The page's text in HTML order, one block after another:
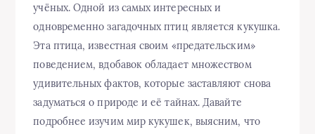
учёных. Одной из самых интересных и
одновременно загадочных птиц является кукушка.
Эта птица, известная своим «предательским»
поведением, вдобавок обладает множеством
удивительных фактов, которые заставляют снова
задуматься о природе и её тайнах. Давайте
подробнее изучим мир кукушек, выясним, что